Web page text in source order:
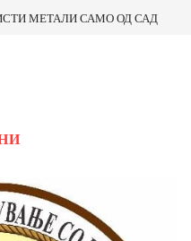
МЕТАЛИ САМО ОД САД